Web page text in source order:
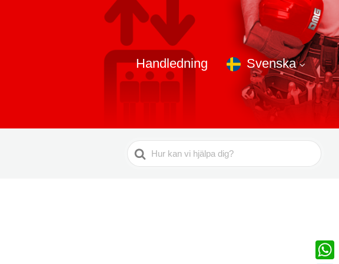
Handledning Svenska
Sök
efter